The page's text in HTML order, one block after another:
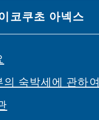
코쿠초 아넥스
의 숙박세에 관하여